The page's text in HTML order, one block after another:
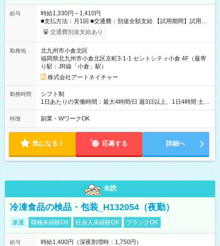
給与
時給1,330円～1,410円
■支払方法：月1回 ■交通費：別途全額支給 【試用期間】試用期
間あり 試用期間の長さ：6ヶ月 雇用形態、給与は本採用時と同
じです。
交通費別途支給あり
勤務地
北九州市小倉北区
福岡県北九州市小倉北区京町3-1-1 セントシティ小倉 4F（最寄
り駅：JR線「小倉」駅）
株式会社アートネイチャー
勤務時間
シフト制
1日あたりの実働時間：最大4時間/日 週3日以上、1日4時間 土曜
や日曜のお休みも応相談 16:05～20:05 「昼間のレジの仕事とW
ワークで働きたい」 「夕食後の空いている時間を有効活用した
特徴 副業・WワークOK
気になる！ 応募する 詳細へ
未読
冷凍食品の検品・包装_H132054（夜勤）
派遣 職種未経験OK 社会人未経験OK ブランクOK
給与
時給1,400円（深夜割増時：1,750円）